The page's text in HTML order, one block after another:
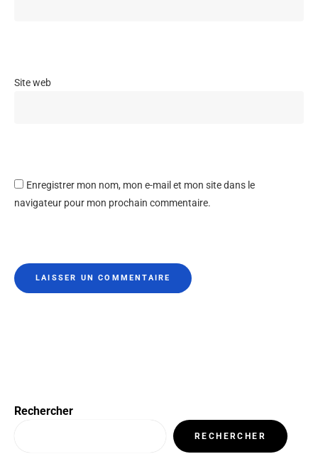
Site web
Enregistrer mon nom, mon e-mail et mon site dans le
navigateur pour mon prochain commentaire.
Rechercher
RECHERCHER